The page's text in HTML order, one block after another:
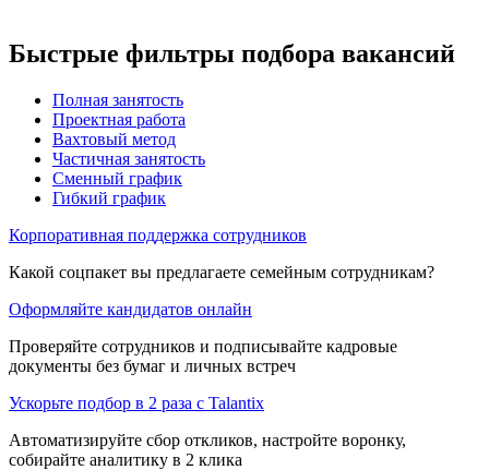
Быстрые фильтры подбора вакансий
Полная занятость
Проектная работа
Вахтовый метод
Частичная занятость
Сменный график
Гибкий график
Корпоративная поддержка сотрудников
Какой соцпакет вы предлагаете семейным сотрудникам?
Оформляйте кандидатов онлайн
Проверяйте сотрудников и подписывайте кадровые
документы без бумаг и личных встреч
Ускорьте подбор в 2 раза с Talantix
Автоматизируйте сбор откликов, настройте воронку,
собирайте аналитику в 2 клика